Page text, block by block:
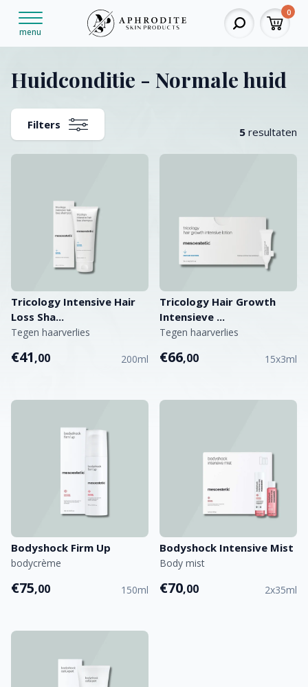
menu
0
Huidconditie - Normale huid
Filters
5 resultaten
Tricology Intensive Hair
Loss Sha...
Tegen haarverlies
€41,00 200ml
Tricology Hair Growth
Intensieve ...
Tegen haarverlies
€66,00 15x3ml
Bodyshock Firm Up
bodycrème
€75,00 150ml
Bodyshock Intensive Mist
Body mist
€70,00 2x35ml